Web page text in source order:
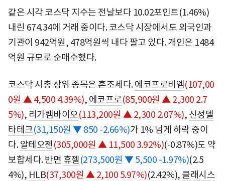
같은 시각 코스닥 지수는 전날보다 10.02포인트(1.46%)
내린 674.34에 거래 중이다. 코스닥 시장에서도 외국인과
기관이 942억원, 478억원씩 내다 팔고 있다. 개인은 1484
억원 규모로 순매수했다.
코스닥 시총 상위 종목은 혼조세다.에코프로비엠(107,00
0원 ▲ 4,500 4.39%), 에코프로(85,900원 ▲ 2,300 2.7
5%), 리가켐바이오(113,200원 ▲ 2,300 2.07%), 신성델
타테크(31,150원 ▼ 850 -2.66%)가 1% 넘게 하락 중이
다.알테오젠(305,000원 ▲ 11,500 3.92%)(-0.87%)도 약
보합세다. 반면 휴젤(273,500원 ▼ 5,500 -1.97%)(2.5
4%), HLB(37,300원 ▲ 2,100 5.97%)(2.42%), 클래시스